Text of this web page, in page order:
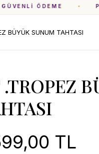
ÖDEME
BÜYÜK SUNUM TAHTASI
.TROPEZ
TL